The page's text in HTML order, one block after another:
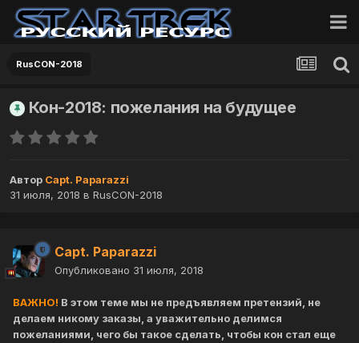
RusCON-2018
Кон-2018: пожелания на будущее
Автор Capt. Paparazzi
31 июля, 2018 в RusCON-2018
Capt. Paparazzi
Опубликовано 31 июля, 2018
ВАЖНО! В этом теме мы не предъявляем претензий, не
делаем никому заказы, а уважительно делимся
пожеланиями, чего бы такое сделать, чтобы кон стал еще